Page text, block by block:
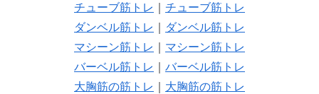
チューブ筋トレ
チューブ筋トレ
ダンベル筋トレ
ダンベル筋トレ
マシーン筋トレ
マシーン筋トレ
バーベル筋トレ
バーベル筋トレ
大胸筋の筋トレ
大胸筋の筋トレ